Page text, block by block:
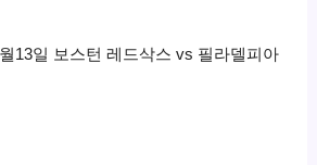
13일 보스턴 레드삭스 vs 필라델피아